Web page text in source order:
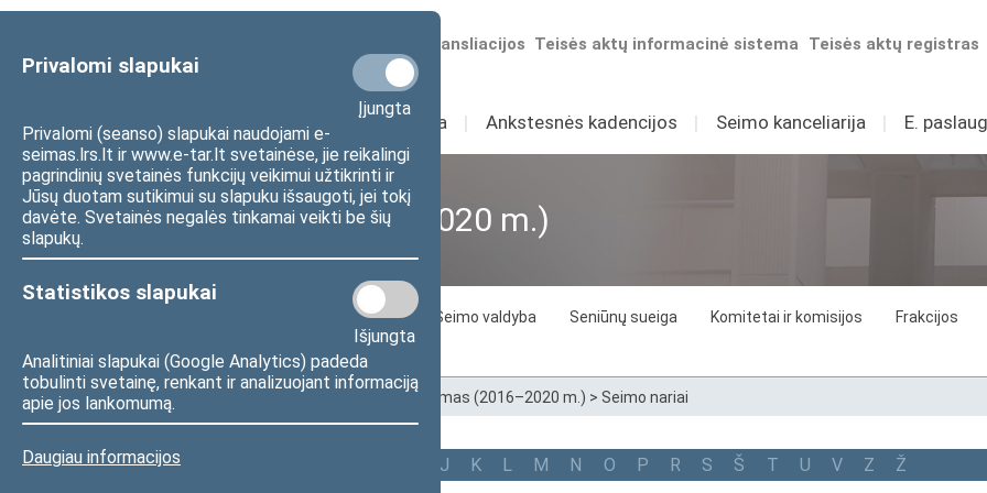
Privalomi slapukai
Įjungta
Privalomi (seanso) slapukai naudojami e-
seimas.lrs.lt ir www.e-tar.lt svetainėse, jie reikalingi
pagrindinių svetainės funkcijų veikimui užtikrinti ir
Jūsų duotam sutikimui su slapuku išsaugoti, jei tokį
davėte. Svetainės negalės tinkamai veikti be šių
slapukų.
Statistikos slapukai
Išjungta
Analitiniai slapukai (Google Analytics) padeda
tobulinti svetainę, renkant ir analizuojant informaciją
apie jos lankomumą.
Daugiau informacijos
Teisės aktų registras
Teisės aktų informacinė sistema
Numatomos transliacijos
Sudėtis Veikla I Ankstesnės kadencijos I Seimo kanceliarija I E.
XII Seimas (2016–2020 m.)
Seimo Pirmininkas Seimo valdyba Seniūnų sueiga Komitetai ir komisijos
Frakcijos
Tarpparlamentinių ryšių grupės
Pradžia Ankstesnės kadencijos XII Seimas (2016–2020 m.) > Seimo nariai
Visi J K L M N O P R S Š T U V Z Ž